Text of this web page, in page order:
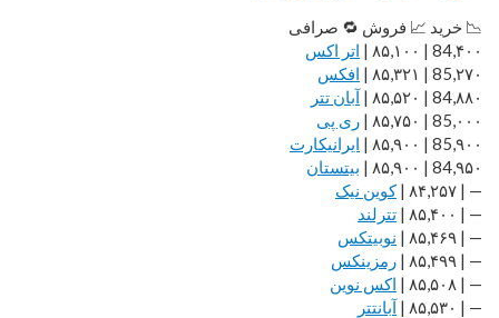
📉 خرید 📈 فروش 🔁 صرافی
84,۴۰۰ | ۸۵,۱۰۰ |
اتر اکس
85,۲۷۰ | ۸۵,۳۲۱ |
افکس
84,۸۸۰ | ۸۵,۵۲۰ |
آبان تتر
85,۰۰۰ | ۸۵,۷۵۰ |
ری پی
85,۹۰۰ | ۸۵,۹۰۰ |
ایرانیکارت
84,۹۵۰ | ۸۵,۹۰۰ |
بیتستان
— | ۸۴,۲۵۷ |
کوین نیک
— | ۸۵,۴۰۰ |
تترلند
— | ۸۵,۴۶۹ |
نوبیتکس
— | ۸۵,۴۹۹ |
رمزینکس
— | ۸۵,۵۰۸ |
اکس نوین
— | ۸۵,۵۳۰ |
آبانتتر